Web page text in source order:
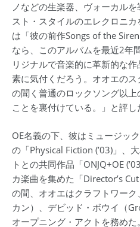
ノなどの生楽器、ヴォーカル
スト・スタイルのエレクロニ
は「彼の前作Songs of the
なら、このアルバムを最近2年
リジナルで音楽的に革新的な
素に気付くだろう。オオエの
の聞く普通のロックソング以
ことを裏付けている。」と評し
OE名義の下、彼はミュージッ
の「Physical Fiction (’03)」、
トとの共同作品「ONJQ+OE
カ楽曲を集めた「Director’s
の間、オオエはクラフトワー
カン）、デビッド・ボウイ（
オープニング・アクトを務め